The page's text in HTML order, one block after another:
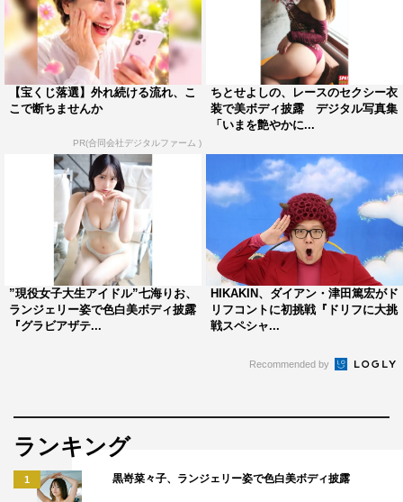
【宝くじ落選】外れ続ける流れ、こ
こで断ちませんか
PR(合同会社デジタルファーム )
ちとせよしの、レースのセクシー衣
装で美ボディ披露 デジタル写真集
「いまを艶やかに...
”現役女子大生アイドル”七海りお、
ランジェリー姿で色白美ボディ披露
『グラビアザテ...
HIKAKIN、ダイアン・津田篤宏がド
リフコントに初挑戦『ドリフに大挑
戦スペシャ...
Recommended by
ランキング
1 黒嵜菜々子、ランジェリー姿で色白美ボディ披露